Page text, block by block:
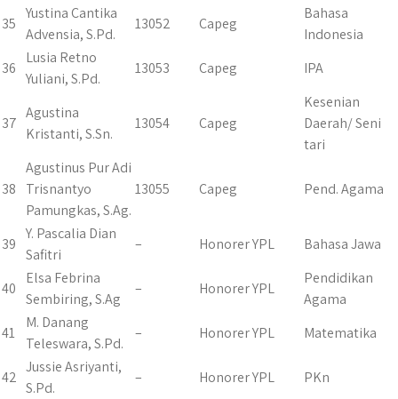
35
Yustina Cantika
Advensia, S.Pd.
13052 Capeg
Bahasa
Indonesia
36
Lusia Retno
Yuliani, S.Pd.
13053 Capeg IPA
37
Agustina
Kristanti, S.Sn.
13054 Capeg
Kesenian
Daerah/ Seni
tari
38
Agustinus Pur Adi
Trisnantyo
Pamungkas, S.Ag.
13055 Capeg Pend. Agama
39
Y. Pascalia Dian
Safitri
– Honorer YPL Bahasa Jawa
40
Elsa Febrina
Sembiring, S.Ag
– Honorer YPL
Pendidikan
Agama
41
M. Danang
Teleswara, S.Pd.
– Honorer YPL Matematika
42
Jussie Asriyanti,
S.Pd.
– Honorer YPL PKn